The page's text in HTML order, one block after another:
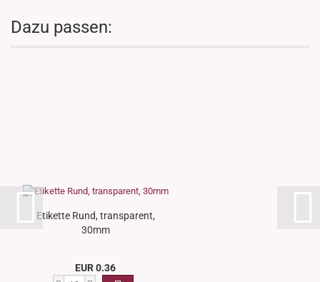
Dazu passen:
Etikette Rund, transparent,
30mm
EUR 0.36